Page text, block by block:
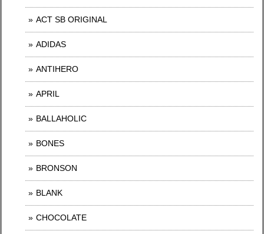
ACT SB ORIGINAL
ADIDAS
ANTIHERO
APRIL
BALLAHOLIC
BONES
BRONSON
BLANK
CHOCOLATE